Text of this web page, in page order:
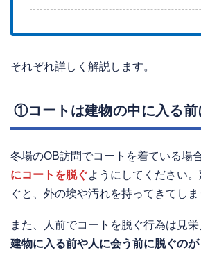
それぞれ詳しく解説します。
①コートは建物の中に入る前
冬場のOB訪問でコートを着ている場合
にコートを脱ぐようにしてください
ぐと、外の埃や汚れを持ってきてしま
また、人前でコートを脱ぐ行為は見栄
建物に入る前や人に会う前に脱ぐの